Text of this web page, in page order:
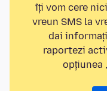
îți vom cere
vreun SMS la
dai
raportezi
opțiunea